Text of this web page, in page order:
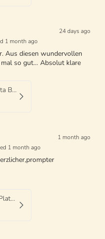
24 days ago
1 month ago
Aus diesen wundervollen
mal so gut… Absolut klare
Handmade Italian Pasta Bowl 25 cm | Cappello di Prete
1 month ago
1 month ago
Italian Ceramic Pasta Plate 25cm | Handmade Psychodelic Design